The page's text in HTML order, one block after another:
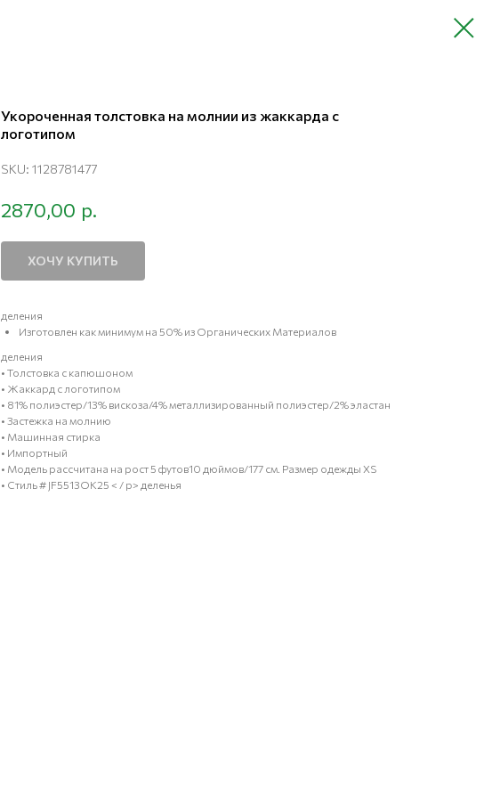
Укороченная толстовка на молнии из жаккарда с
логотипом
SKU: 1128781477
2870,00 р.
ХОЧУ КУПИТЬ
деления
Изготовлен как минимум на 50% из Органических Материалов
деления
• Толстовка с капюшоном
• Жаккард с логотипом
• 81% полиэстер/13% вискоза/4% металлизированный полиэстер/2% эластан
• Застежка на молнию
• Машинная стирка
• Импортный
• Модель рассчитана на рост 5 футов10 дюймов/177 см. Размер одежды XS
• Стиль # JF5513OK25 < / p> деленья